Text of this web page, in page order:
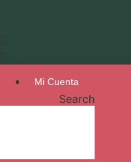
Mi Cuenta
Search